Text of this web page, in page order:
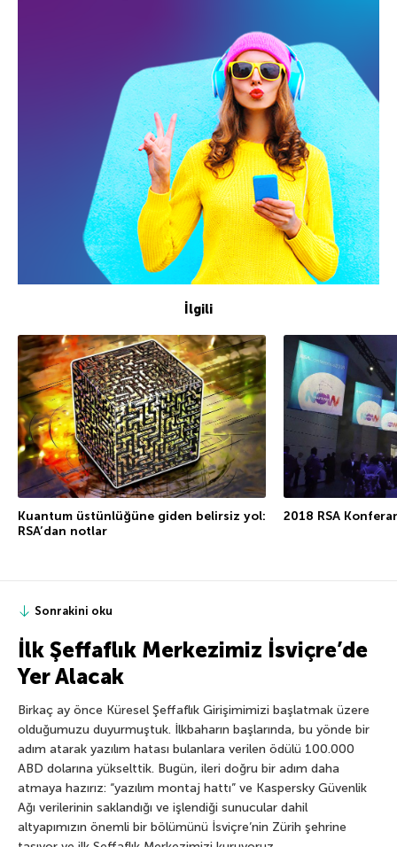
İlgili
Kuantum üstünlüğüne giden belirsiz yol:
RSA’dan notlar
2018 RSA
Sonrakini oku
İlk Şeffaflık Merkezimiz İsviçre’de
Yer Alacak
Birkaç ay önce Küresel Şeffaflık Girişimimizi başlatmak üzere
olduğumuzu duyurmuştuk. İlkbaharın başlarında, bu yönde bir
adım atarak yazılım hatası bulanlara verilen ödülü 100.000
ABD dolarına yükselttik. Bugün, ileri doğru bir adım daha
atmaya hazırız: “yazılım montaj hattı” ve Kaspersky Güvenlik
Ağı verilerinin saklandığı ve işlendiği sunucular dahil
altyapımızın önemli bir bölümünü İsviçre’nin Zürih şehrine